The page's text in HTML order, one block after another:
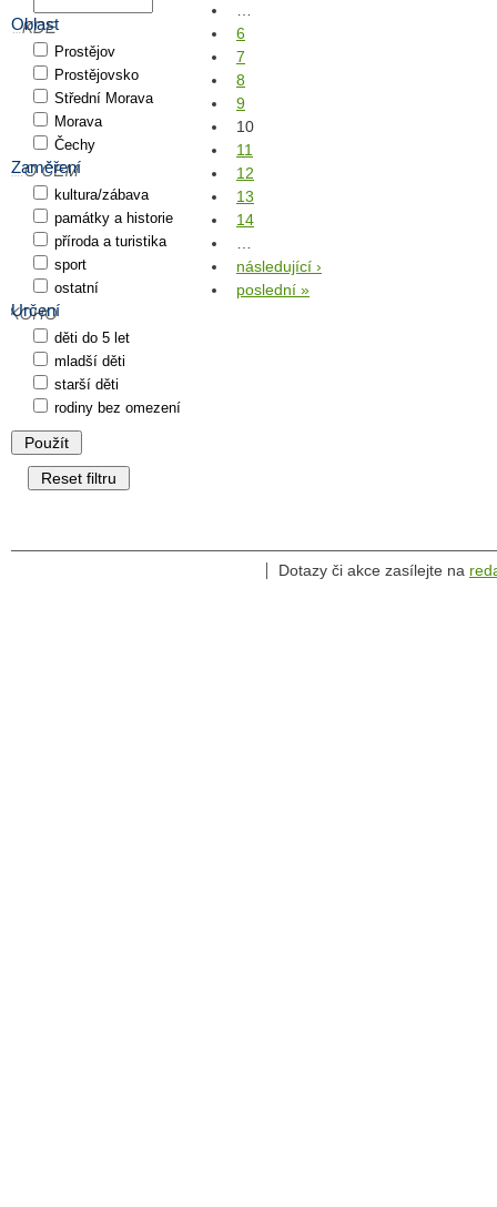
…
6
7
8
9
10
11
12
13
14
…
následující ›
poslední »
Oblast
Prostějov
Prostějovsko
Střední Morava
Morava
Čechy
Zaměření
kultura/zábava
památky a historie
příroda a turistika
sport
ostatní
Určení
děti do 5 let
mladší děti
starší děti
rodiny bez omezení
Dotazy či akce zasílejte na